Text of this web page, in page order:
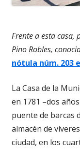
Frente a esta casa,
Pino Robles,
nótula núm. 203
La Casa de la
en 1781 –dos
puente de barcas
almacén de
ciudad, en los